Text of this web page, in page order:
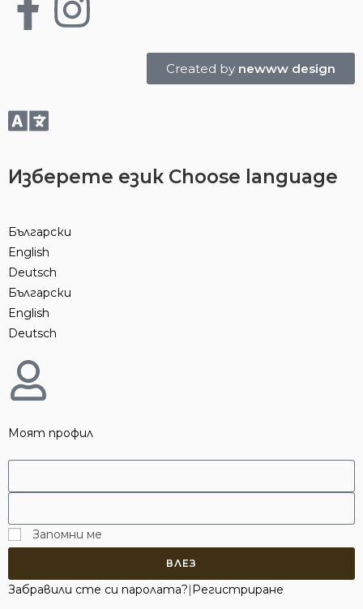
Created by newww design
Изберете език Choose language
Български
English
Deutsch
Български
English
Deutsch
Моят профил
Запомни ме
ВЛЕЗ
Забравили сте си паролата?|Регистриране